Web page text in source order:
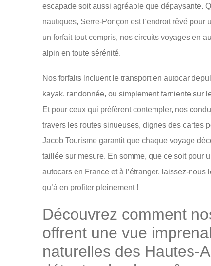
escapade soit aussi agréable que dépaysante.
nautiques, Serre-Ponçon est l’endroit rêvé
un forfait tout compris, nos circuits voyages en
alpin en toute sérénité.
Nos forfaits incluent le transport en autocar
kayak, randonnée, ou simplement farniente sur
Et pour ceux qui préfèrent contempler, nos
travers les routes sinueuses, dignes des cartes
Jacob Tourisme garantit que chaque voyage
taillée sur mesure. En somme, que ce soit pour
autocars en France et à l’étranger, laissez-nous
qu’à en profiter pleinement !
Découvrez comment
offrent une vue
naturelles des Hautes-